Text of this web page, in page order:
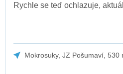
Rychle se teď ochlazuje,
Mokrosuky, JZ Pošumaví, 530